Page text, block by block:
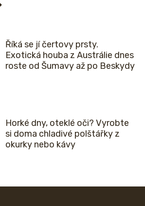
Říká se jí čertovy prsty.
Exotická houba z Austrálie dnes
roste od Šumavy až po Beskydy
Horké dny, oteklé oči? Vyrobte
si doma chladivé polštářky z
okurky nebo kávy